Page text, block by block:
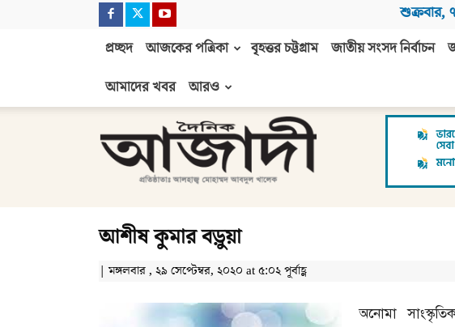
শুক্রবার,
প্রচ্ছদ আজকের পত্রিকা বৃহত্তর চট্টগ্রাম জাতীয় সংসদ নির্বাচন
আমাদের খবর
আরও
আজাদী
আশীষ কুমার বড়ুয়া
| মঙ্গলবার , ২৯ সেপ্টেম্বর, ২০২০ at ৫:০২ পূর্বাহ্ণ
অনোমা